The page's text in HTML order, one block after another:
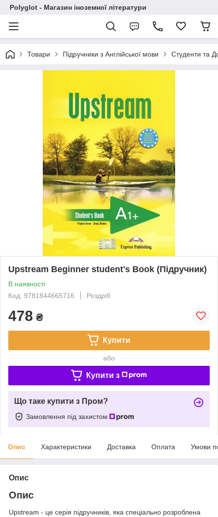
Polyglot - Магазин іноземної літератури
Товари Підручники з Англійської мови Студенти та
Upstream Beginner student's Book (Підручник)
В наявності
Код: 9781844665716
Роздріб
478 ₴
Купити
або
Купити з
Що таке купити з Пром?
Замовлення під захистом
Опис Характеристики Доставка Оплата Умови
Опис
Опис
Upstream - це серія підручників, яка спеціально розроблена